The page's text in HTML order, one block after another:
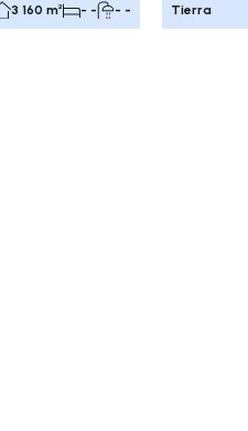
3 160 m² - - - - Tierra